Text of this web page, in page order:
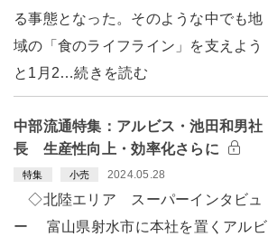
る事態となった。そのような中でも地
域の「食のライフライン」を支えよう
と1月2…続きを読む
中部流通特集：アルビス・池田和男社
長 生産性向上・効率化さらに
特集 小売 2024.05.28
◇北陸エリア スーパーインタビュ
ー 富山県射水市に本社を置くアルビ